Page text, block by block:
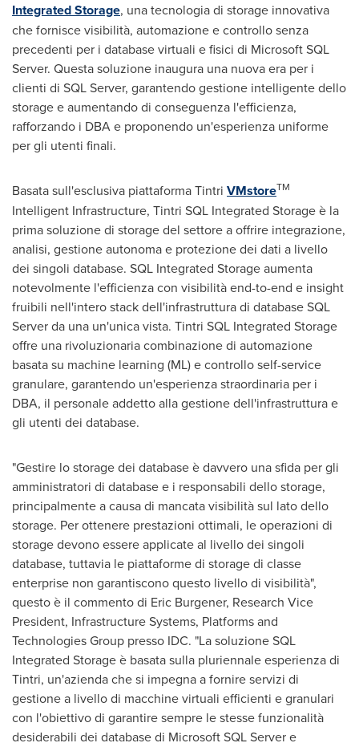
Integrated Storage, una tecnologia di storage innovativa
che fornisce visibilità, automazione e controllo senza
precedenti per i database virtuali e fisici di Microsoft SQL
Server. Questa soluzione inaugura una nuova era per i
clienti di SQL Server, garantendo gestione intelligente dello
storage e aumentando di conseguenza l'efficienza,
rafforzando i DBA e proponendo un'esperienza uniforme
per gli utenti finali.
Basata sull'esclusiva piattaforma Tintri VMstoreTM
Intelligent Infrastructure, Tintri SQL Integrated Storage è la
prima soluzione di storage del settore a offrire integrazione,
analisi, gestione autonoma e protezione dei dati a livello
dei singoli database. SQL Integrated Storage aumenta
notevolmente l'efficienza con visibilità end-to-end e insight
fruibili nell'intero stack dell'infrastruttura di database SQL
Server da una un'unica vista. Tintri SQL Integrated Storage
offre una rivoluzionaria combinazione di automazione
basata su machine learning (ML) e controllo self-service
granulare, garantendo un'esperienza straordinaria per i
DBA, il personale addetto alla gestione dell'infrastruttura e
gli utenti dei database.
"Gestire lo storage dei database è davvero una sfida per gli
amministratori di database e i responsabili dello storage,
principalmente a causa di mancata visibilità sul lato dello
storage. Per ottenere prestazioni ottimali, le operazioni di
storage devono essere applicate al livello dei singoli
database, tuttavia le piattaforme di storage di classe
enterprise non garantiscono questo livello di visibilità",
questo è il commento di Eric Burgener, Research Vice
President, Infrastructure Systems, Platforms and
Technologies Group presso IDC. "La soluzione SQL
Integrated Storage è basata sulla pluriennale esperienza di
Tintri, un'azienda che si impegna a fornire servizi di
gestione a livello di macchine virtuali efficienti e granulari
con l'obiettivo di garantire sempre le stesse funzionalità
desiderabili dei database di Microsoft SQL Server e